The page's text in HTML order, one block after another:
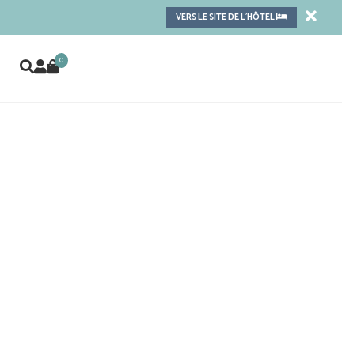
VERS LE SITE DE L'HÔTEL
0